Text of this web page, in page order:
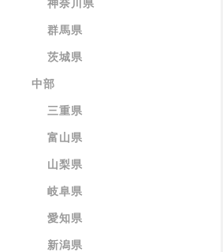
神奈川県
群馬県
茨城県
中部
三重県
富山県
山梨県
岐阜県
愛知県
新潟県